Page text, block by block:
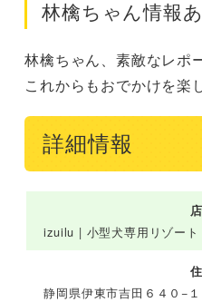
林檎ちゃん情報
林檎ちゃん、素敵なレポ
これからもおでかけを楽
詳細情報
izuilu | 小型犬専用リゾート
静岡県伊東市吉田６４０−１